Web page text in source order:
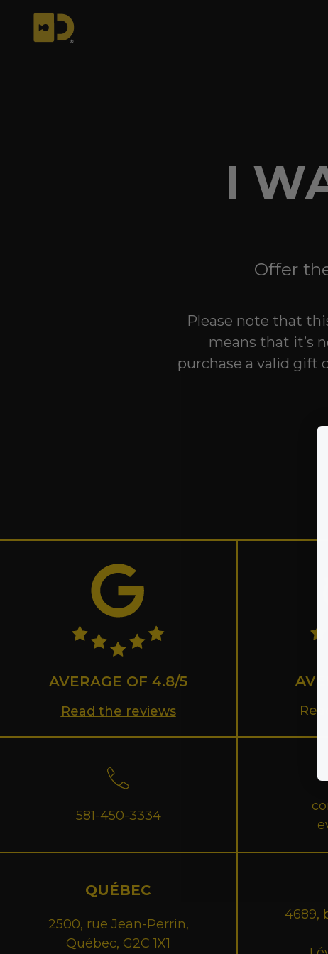
I
Offer
Please note that
means that it’s
purchase a valid gift
AVERAGE OF 4.8/5
Read the reviews
581-450-3334
QUÉBEC
2500, rue Jean-Perrin,
Québec, G2C 1X1
4689,